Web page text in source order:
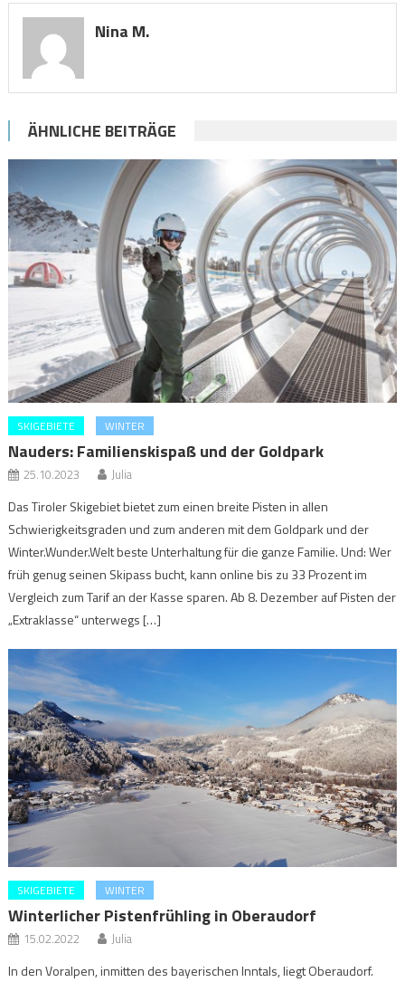
Nina M.
ÄHNLICHE BEITRÄGE
SKIGEBIETE WINTER
Nauders: Familienskispaß und der Goldpark
25.10.2023 Julia
Das Tiroler Skigebiet bietet zum einen breite Pisten in allen
Schwierigkeitsgraden und zum anderen mit dem Goldpark und der
Winter.Wunder.Welt beste Unterhaltung für die ganze Familie. Und: Wer
früh genug seinen Skipass bucht, kann online bis zu 33 Prozent im
Vergleich zum Tarif an der Kasse sparen. Ab 8. Dezember auf Pisten der
„Extraklasse“ unterwegs […]
SKIGEBIETE WINTER
Winterlicher Pistenfrühling in Oberaudorf
15.02.2022 Julia
In den Voralpen, inmitten des bayerischen Inntals, liegt Oberaudorf.